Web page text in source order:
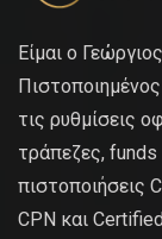
Είμαι ο
τις ρυθμίσεις
τράπεζες,
πιστοποιήσεις
CPN και